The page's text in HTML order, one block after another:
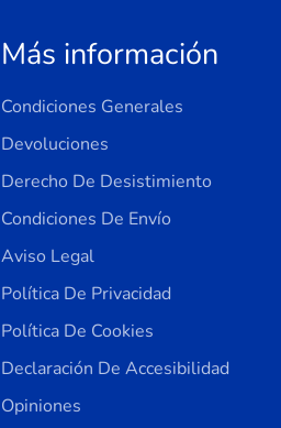
Más información
Condiciones Generales
Devoluciones
Derecho De Desistimiento
Condiciones De Envío
Aviso Legal
Política De Privacidad
Política De Cookies
Declaración De Accesibilidad
Opiniones